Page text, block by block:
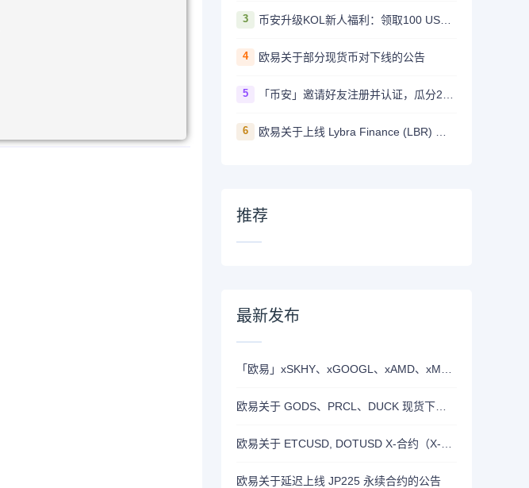
3 币安升级KOL新人福利：领取100 USDT迎新奖励
4 欧易关于部分现货币对下线的公告
5
6
推荐
最新发布
欧易关于延迟上线 JP225 永续合约的公告